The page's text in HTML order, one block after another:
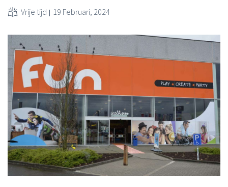
Vrije tijd 19 Februari, 2024